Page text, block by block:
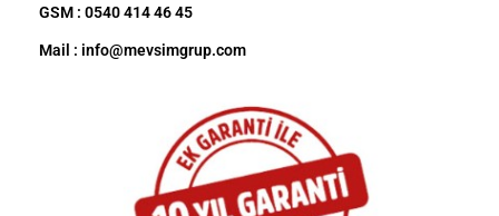
GSM : 0540 414 46 45
Mail : info@mevsimgrup.com